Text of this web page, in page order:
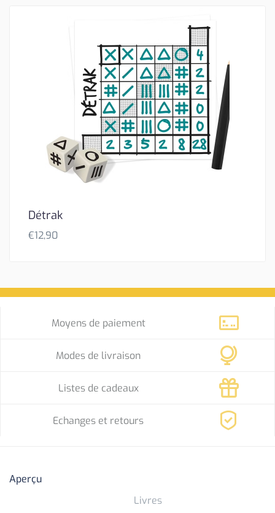
Détrak
€12,90
Moyens de paiement
Modes de livraison
Listes de cadeaux
Echanges et retours
Aperçu
Livres